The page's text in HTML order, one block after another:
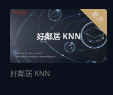
影片
好鄰居 KNN
好鄰居 KNN